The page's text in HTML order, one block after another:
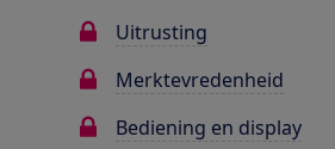
Uitrusting
Merktevredenheid
Bediening en display